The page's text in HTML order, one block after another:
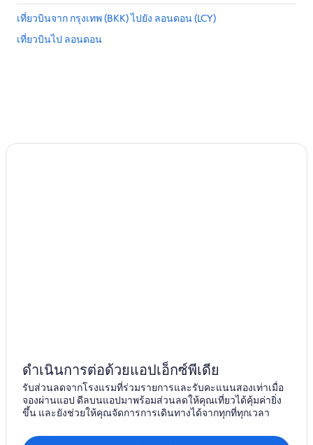
เที่ยวบินจาก กรุงเทพ (BKK) ไปยัง ลอนดอน (LCY)
เที่ยวบินไป ลอนดอน
ดำเนินการต่อด้วยแอปเอ็กซ์พีเดีย
รับส่วนลดจากโรงแรมที่ร่วมรายการและรับคะแนนสองเท่าเมื่อ
จองผ่านแอป ดีลบนแอปมาพร้อมส่วนลดให้คุณเที่ยวได้คุ้มค่ายิ่ง
ขึ้น และยังช่วยให้คุณจัดการการเดินทางได้จากทุกที่ทุกเวลา